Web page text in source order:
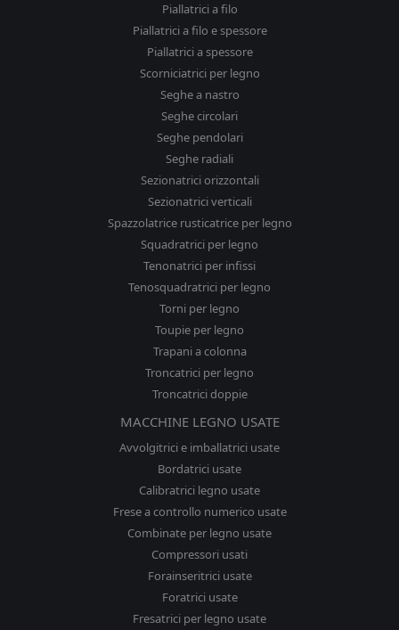
Piallatrici a filo
Piallatrici a filo e spessore
Piallatrici a spessore
Scorniciatrici per legno
Seghe a nastro
Seghe circolari
Seghe pendolari
Seghe radiali
Sezionatrici orizzontali
Sezionatrici verticali
Spazzolatrice rusticatrice per legno
Squadratrici per legno
Tenonatrici per infissi
Tenosquadratrici per legno
Torni per legno
Toupie per legno
Trapani a colonna
Troncatrici per legno
Troncatrici doppie
MACCHINE LEGNO USATE
Avvolgitrici e imballatrici usate
Bordatrici usate
Calibratrici legno usate
Frese a controllo numerico usate
Combinate per legno usate
Compressori usati
Forainseritrici usate
Foratrici usate
Fresatrici per legno usate